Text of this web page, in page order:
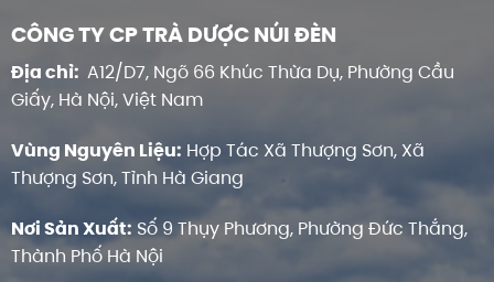
CÔNG TY CP TRÀ DƯỢC NÚI ĐÈN
Địa chỉ: A12/D7, Ngõ 66 Khúc Thừa Dụ, Phường Cầu
Giấy, Hà Nội, Việt Nam
Vùng Nguyên Liệu: Hợp Tác Xã Thượng Sơn, Xã
Thượng Sơn, Tỉnh Hà Giang
Nơi Sản Xuất: Số 9 Thụy Phương, Phường Đức Thắng,
Thành Phố Hà Nội